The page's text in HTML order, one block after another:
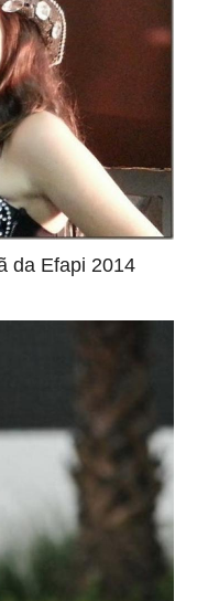
da Efapi 2014